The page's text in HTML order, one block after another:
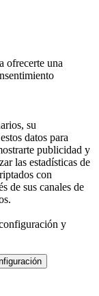
ofrecerte una
su
datos para
publicidad y
las estadísticas de
con
de sus canales de
y